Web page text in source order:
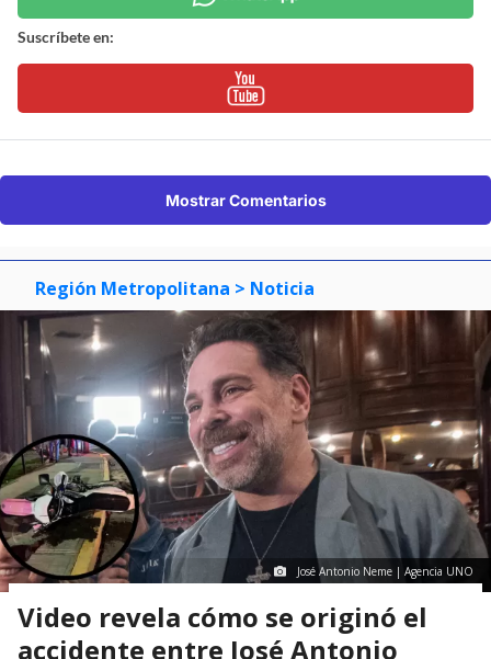
Suscríbete en:
Mostrar Comentarios
Región Metropolitana > Noticia
José Antonio Neme | Agencia UNO
Video revela cómo se originó el
accidente entre José Antonio